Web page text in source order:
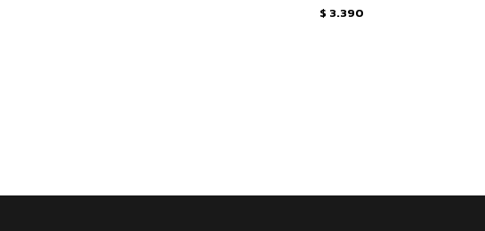
$ 3.390